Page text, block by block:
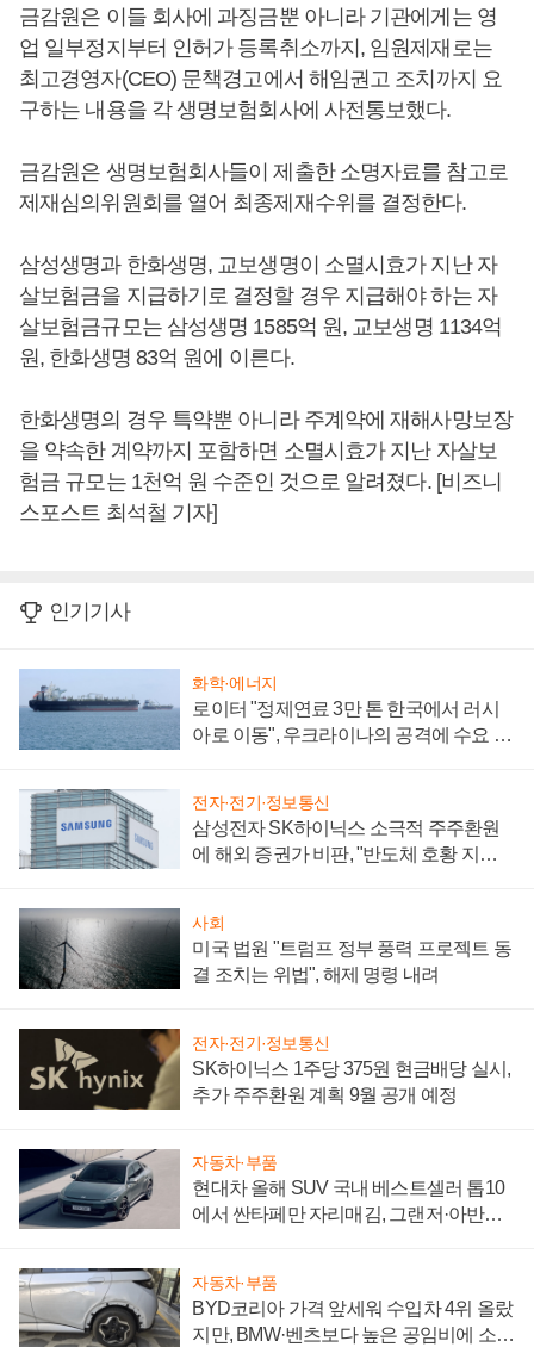
금감원은 이들 회사에 과징금뿐 아니라 기관에게는 영
업 일부정지부터 인허가 등록취소까지, 임원제재로는
최고경영자(CEO) 문책경고에서 해임권고 조치까지 요
구하는 내용을 각 생명보험회사에 사전통보했다.
금감원은 생명보험회사들이 제출한 소명자료를 참고로
제재심의위원회를 열어 최종제재수위를 결정한다.
삼성생명과 한화생명, 교보생명이 소멸시효가 지난 자
살보험금을 지급하기로 결정할 경우 지급해야 하는 자
살보험금규모는 삼성생명 1585억 원, 교보생명 1134억
원, 한화생명 83억 원에 이른다.
한화생명의 경우 특약뿐 아니라 주계약에 재해사망보장
을 약속한 계약까지 포함하면 소멸시효가 지난 자살보
험금 규모는 1천억 원 수준인 것으로 알려졌다. [비즈니
스포스트 최석철 기자]
인기기사
화학·에너지
로이터 "정제연료 3만 톤 한국에서 러시
아로 이동", 우크라이나의 공격에 수요 늘
전자·전기·정보통신
삼성전자 SK하이닉스 소극적 주주환원
에 해외 증권가 비판, "반도체 호황 지속
사회
미국 법원 "트럼프 정부 풍력 프로젝트 동
결 조치는 위법", 해제 명령 내려
전자·전기·정보통신
SK하이닉스 1주당 375원 현금배당 실시,
추가 주주환원 계획 9월 공개 예정
자동차·부품
현대차 올해 SUV 국내 베스트셀러 톱10
에서 싼타페만 자리매김, 그랜저·아반떼
자동차·부품
BYD코리아 가격 앞세워 수입차 4위 올랐
지만, BMW·벤츠보다 높은 공임비에 소비